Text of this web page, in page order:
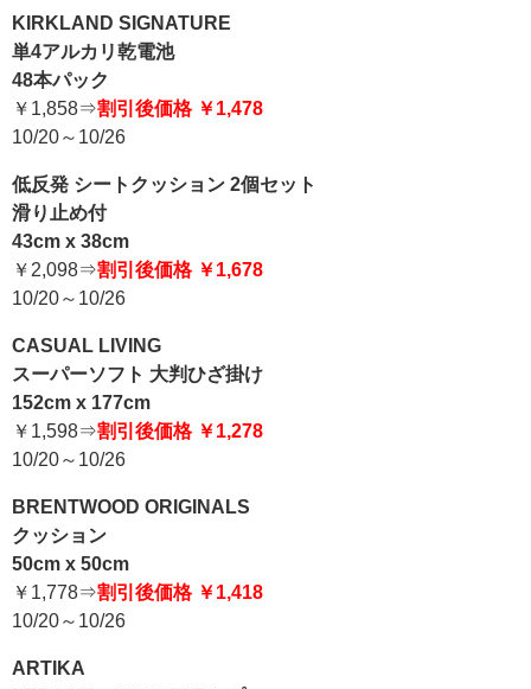
KIRKLAND SIGNATURE
単4アルカリ乾電池
48本パック
￥1,858⇒割引後価格 ￥1,478
10/20～10/26
低反発 シートクッション 2個セット
滑り止め付
43cm x 38cm
￥2,098⇒割引後価格 ￥1,678
10/20～10/26
CASUAL LIVING
スーパーソフト 大判ひざ掛け
152cm x 177cm
￥1,598⇒割引後価格 ￥1,278
10/20～10/26
BRENTWOOD ORIGINALS
クッション
50cm x 50cm
￥1,778⇒割引後価格 ￥1,418
10/20～10/26
ARTIKA